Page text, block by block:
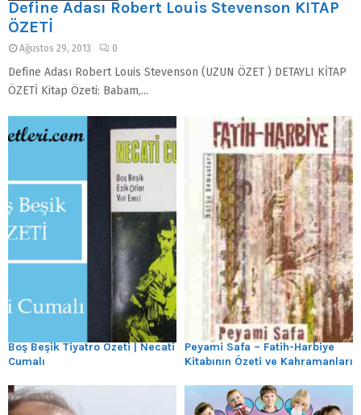
Define Adası Robert Louis Stevenson KİTAP
ÖZETİ
Ağustos 29, 2013 0
Define Adası Robert Louis Stevenson (UZUN ÖZET ) DETAYLI KİTAP
ÖZETİ Kitap Özeti: Babam,...
Boş Beşik Tiyatro Özeti | Necati
Cumalı
Peyami Safa – Fatih-Harbiye
Kitabının Özeti ve Kahramanları